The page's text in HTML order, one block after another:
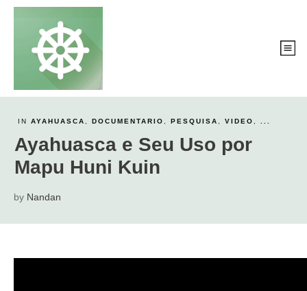
IN AYAHUASCA DOCUMENTARIO PESQUISA VIDEO
Ayahuasca e Seu Uso por
Mapu Huni Kuin
by Nandan